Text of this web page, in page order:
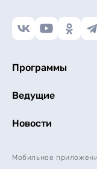
Программы
Ведущие
Новости
Мобильное